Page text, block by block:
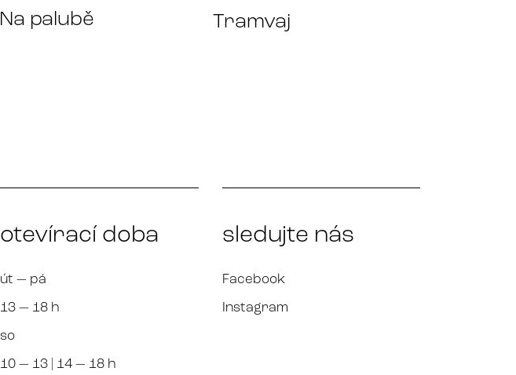
Na palubě Tramvaj
otevírací doba
út — pá
13 — 18 h
so
10 — 13 | 14 — 18 h
sledujte nás
Facebook
Instagram